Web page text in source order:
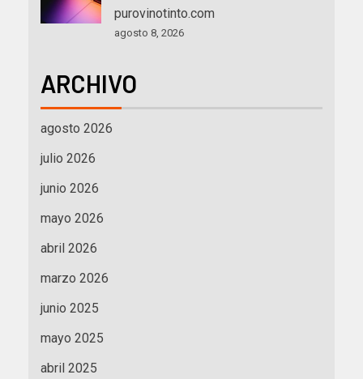
purovinotinto.com
agosto 8, 2026
ARCHIVO
agosto 2026
julio 2026
junio 2026
mayo 2026
abril 2026
marzo 2026
junio 2025
mayo 2025
abril 2025